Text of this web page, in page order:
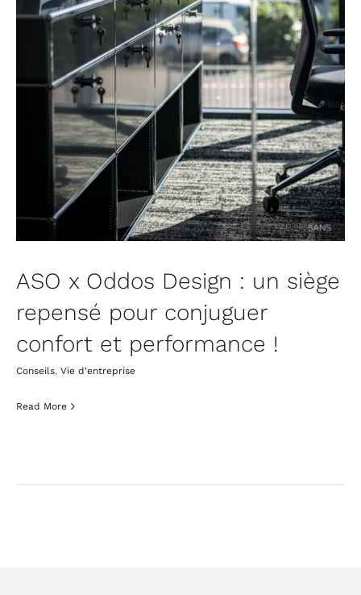
ASO x Oddos Design : un siège
repensé pour conjuguer
confort et performance !
Conseils, Vie d'entreprise
Read More